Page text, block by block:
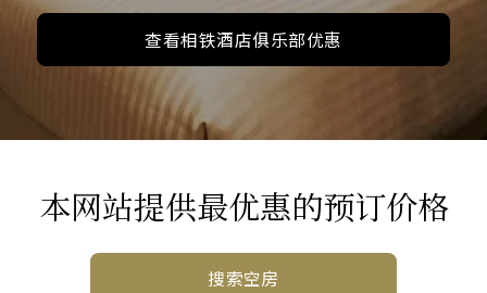
查看相铁酒店俱乐部优惠
本网站提供最优惠的预订价格
搜索空房